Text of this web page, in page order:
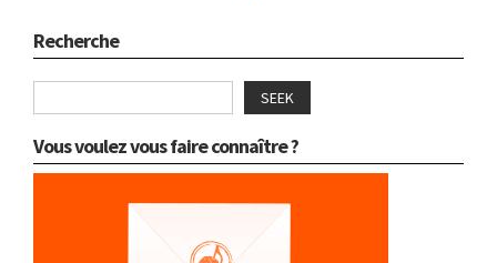
Recherche
SEEK
Vous voulez vous faire connaître ?